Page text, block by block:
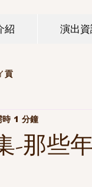
紹 演出
貢
-那些
時 1 分鐘